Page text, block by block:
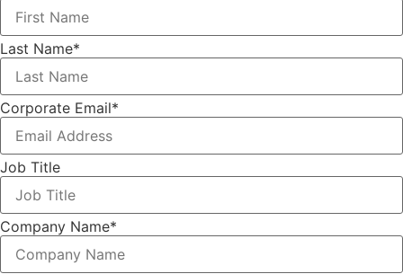
Last Name*
Corporate Email*
Job Title
Company Name*